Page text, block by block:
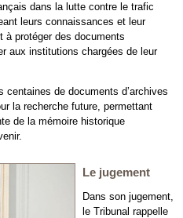
dans la lutte contre le trafic
leurs connaissances et leur
à protéger des documents
aux institutions chargées de leur
de documents d’archives
la recherche future, permettant
de la mémoire historique
Le jugement
Dans son jugement,
le Tribunal rappelle